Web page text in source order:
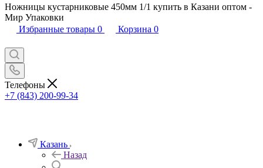
Ножницы кустарниковые 450мм 1/1 купить в Казани оптом -
Мир Упаковки
Избранные товары 0 Корзина 0
Телефоны
+7 (843) 200-99-34
Казань
Назад